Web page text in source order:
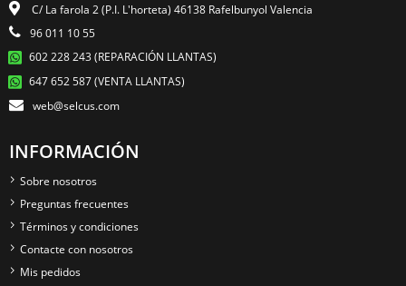
C/ La farola 2 (P.I. L'horteta) 46138 Rafelbunyol Valencia
96 011 10 55
602 228 243 (REPARACIÓN LLANTAS)
647 652 587 (VENTA LLANTAS)
web@selcus.com
INFORMACIÓN
Sobre nosotros
Preguntas frecuentes
Términos y condiciones
Contacte con nosotros
Mis pedidos